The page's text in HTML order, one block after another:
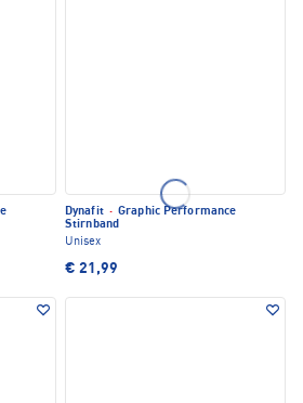
Dynafit · Graphic Performance
Stirnband
Unisex
€ 21,99